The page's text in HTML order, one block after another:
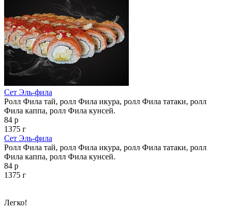
Сет Эль-фила
Ролл Фила тай, ролл Фила икура, ролл Фила татаки, ролл
Фила каппа, ролл Фила кунсей.
84 р
1375 г
Сет Эль-фила
Ролл Фила тай, ролл Фила икура, ролл Фила татаки, ролл
Фила каппа, ролл Фила кунсей.
84 р
1375 г
Легко!